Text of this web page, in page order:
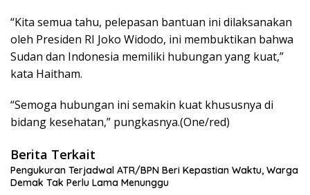
“Kita semua tahu, pelepasan bantuan ini dilaksanakan
oleh Presiden RI Joko Widodo, ini membuktikan bahwa
Sudan dan Indonesia memiliki hubungan yang kuat,”
kata Haitham.
“Semoga hubungan ini semakin kuat khususnya di
bidang kesehatan,” pungkasnya.(One/red)
Berita Terkait
Pengukuran Terjadwal ATR/BPN Beri Kepastian Waktu, Warga
Demak Tak Perlu Lama Menunggu